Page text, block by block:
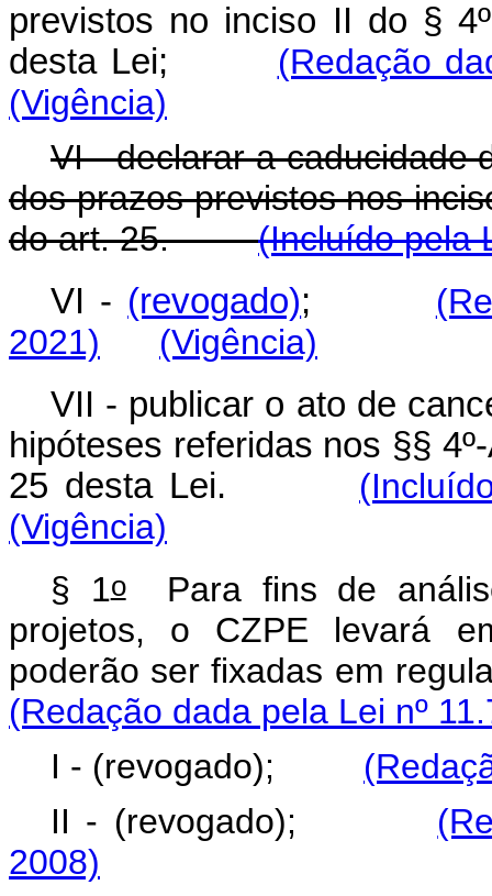
previstos no inciso II do §
desta Lei;
(Redação
(Vigência)
VI - declarar a caducidade
dos prazos previstos nos
do art. 25.
(Incluído pela
VI - (revogado);
2021)
(Vigência)
VII - publicar o ato de
hipóteses referidas nos §§
25 desta Lei.
(Vigência)
§ 1oPara fins de
projetos, o CZPE levará
poderão ser fixadas em
(Redação dada pela Lei nº
I - (revogado);
II - (revogado);
2008)